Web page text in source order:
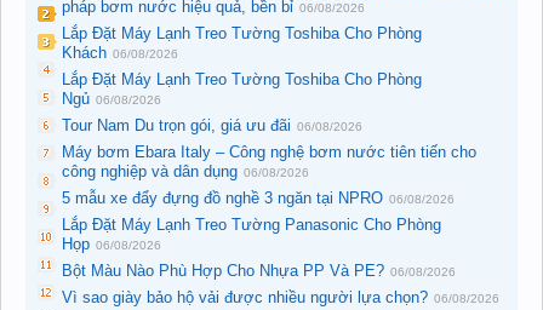
pháp bơm nước hiệu quả, bền bỉ 06/08/2026
Lắp Đặt Máy Lạnh Treo Tường Toshiba Cho Phòng
Khách 06/08/2026
Lắp Đặt Máy Lạnh Treo Tường Toshiba Cho Phòng
Ngủ 06/08/2026
Tour Nam Du trọn gói, giá ưu đãi 06/08/2026
Máy bơm Ebara Italy – Công nghệ bơm nước tiên tiến cho
công nghiệp và dân dụng 06/08/2026
5 mẫu xe đẩy đựng đồ nghề 3 ngăn tại NPRO 06/08/2026
Lắp Đặt Máy Lạnh Treo Tường Panasonic Cho Phòng
Họp 06/08/2026
Bột Màu Nào Phù Hợp Cho Nhựa PP Và PE? 06/08/2026
Vì sao giày bảo hộ vải được nhiều người lựa chọn? 06/08/2026